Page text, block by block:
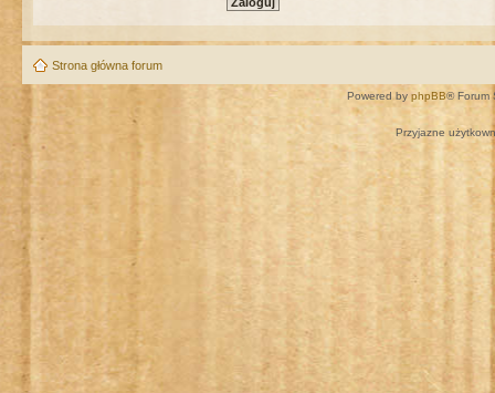
Strona główna forum
Powered by phpBB® Forum
Przyjazne